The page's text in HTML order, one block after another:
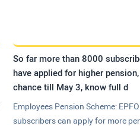
So far more than 8000
have applied for higher pension,
chance till May 3, know full d
Employees Pension Scheme: EPFO
subscribers can apply for more